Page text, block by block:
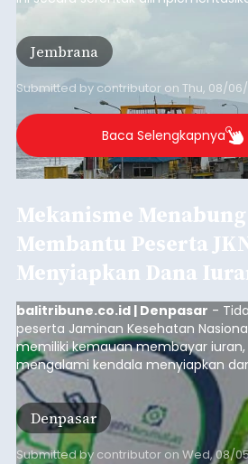
empat pelabuhan utama lainnya,
Pelabuhan Merak, Bakauheni,
Lembar pada Rabu (5/8/2026).
Jembrana
Submitted by contributor on Thu, 08/
Baca Selengkapnya
Mekanisme Menabung
Membantu Peserta
Menyiapkan Dana
balitribune.co.id | Denpasar -
peserta Jaminan Kesehatan
memiliki kemauan membayar
mengalami kendala menyiapkan
penuh saat jatuh tempo
Kondisi ini terutama dialami oleh
segmen Pekerja Bukan Penerima
yang memiliki penghasilan tidak
Denpasar
Submitted by contributor on Wed, 08/